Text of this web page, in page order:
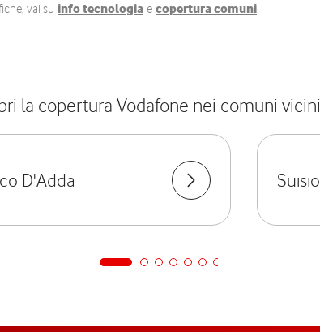
vai su info tecnologia e copertura comuni.
la copertura Vodafone nei comuni vicini
D'Adda Suisio